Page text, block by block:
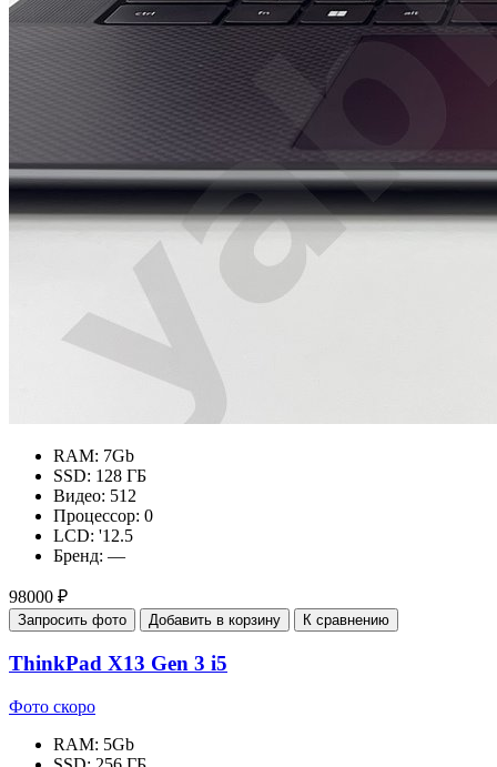
RAM: 7Gb
SSD: 128 ГБ
Видео: 512
Процессор: 0
LCD: '12.5
Бренд: —
98000 ₽
Запросить фото Добавить в корзину К сравнению
ThinkPad X13 Gen 3 i5
Фото скоро
RAM: 5Gb